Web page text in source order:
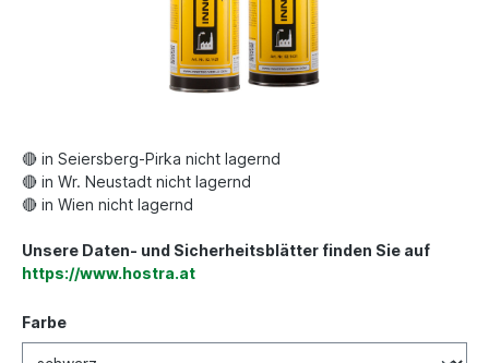
🔴 in Seiersberg-Pirka nicht lagernd
🔴 in Wr. Neustadt nicht lagernd
🔴 in Wien nicht lagernd
Unsere Daten- und Sicherheitsblätter finden Sie auf
https://www.hostra.at
Farbe